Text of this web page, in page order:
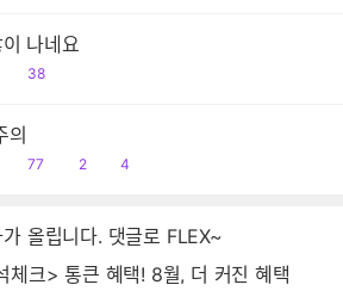
나네요
읽
38
의
읽
77
공
2
댓
4
올립니다. 댓글로 FLEX~
체크> 통큰 혜택! 8월, 더 커진 혜택